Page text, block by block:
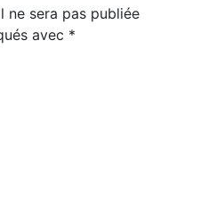
ne sera pas publiée
avec *